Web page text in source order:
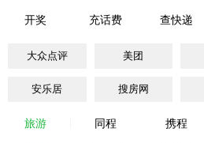
开奖 充话费 查快递
大众点评 美团
安乐居 搜房网
旅游 同程 携程